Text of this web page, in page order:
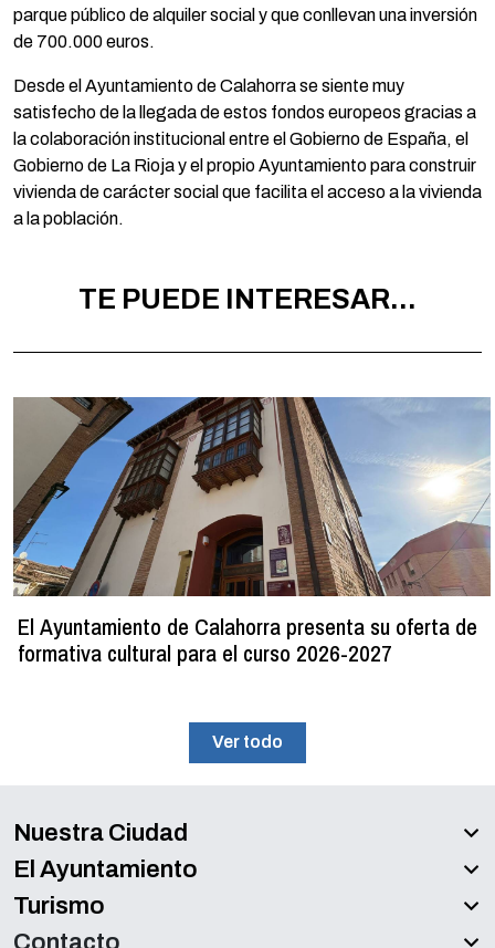
parque público de alquiler social y que conllevan una inversión
de 700.000 euros.
Desde el Ayuntamiento de Calahorra se siente muy
satisfecho de la llegada de estos fondos europeos gracias a
la colaboración institucional entre el Gobierno de España, el
Gobierno de La Rioja y el propio Ayuntamiento para construir
vivienda de carácter social que facilita el acceso a la vivienda
a la población.
TE PUEDE INTERESAR...
El Ayuntamiento de Calahorra presenta su oferta de
formativa cultural para el curso 2026-2027
Ver todo
Nuestra Ciudad
El Ayuntamiento
Turismo
Contacto